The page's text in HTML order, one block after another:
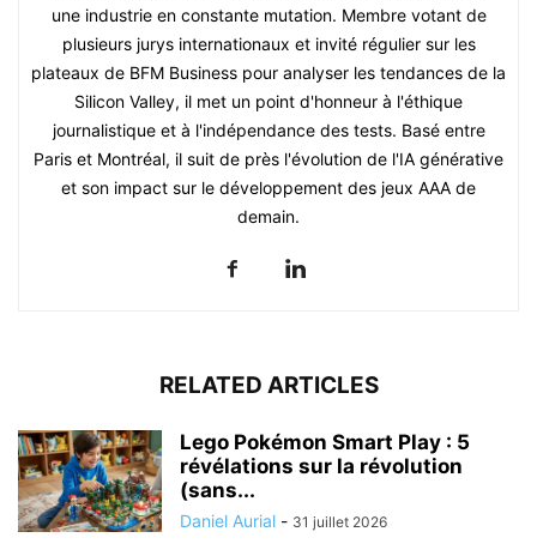
une industrie en constante mutation. Membre votant de
plusieurs jurys internationaux et invité régulier sur les
plateaux de BFM Business pour analyser les tendances de la
Silicon Valley, il met un point d'honneur à l'éthique
journalistique et à l'indépendance des tests. Basé entre
Paris et Montréal, il suit de près l'évolution de l'IA générative
et son impact sur le développement des jeux AAA de
demain.
RELATED ARTICLES
Lego Pokémon Smart Play : 5
révélations sur la révolution
(sans...
Daniel Aurial - 31 juillet 2026